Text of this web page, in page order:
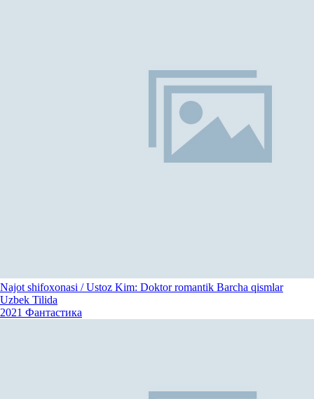
Najot shifoxonasi / Ustoz Kim: Doktor romantik Barcha qismlar
Uzbek Tilida
2021 Фантастика